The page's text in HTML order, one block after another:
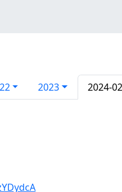
2023 2024-02